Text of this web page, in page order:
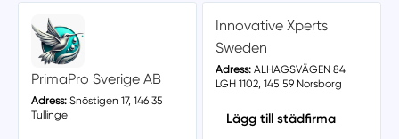
PrimaPro Sverige AB
Adress:Snöstigen 17, 146 35
Tullinge
Innovative Xperts
Sweden
Adress:ALHAGSVÄGEN 84
LGH 1102, 145 59 Norsborg
Lägg till städfirma